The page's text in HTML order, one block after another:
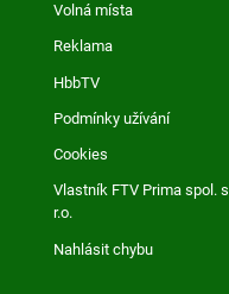
Volná místa
Reklama
HbbTV
Podmínky užívání
Cookies
Vlastník FTV Prima spol. s
r.o.
Nahlásit chybu